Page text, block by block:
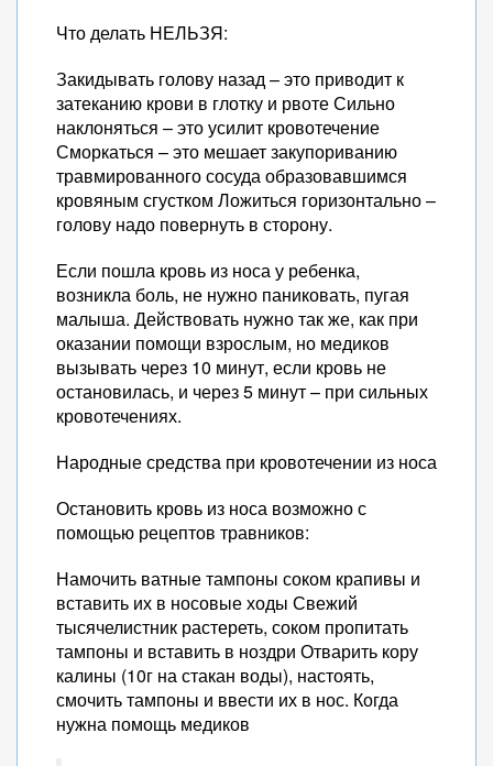
Что делать НЕЛЬЗЯ:
Закидывать голову назад – это приводит к
затеканию крови в глотку и рвоте Сильно
наклоняться – это усилит кровотечение
Сморкаться – это мешает закупориванию
травмированного сосуда образовавшимся
кровяным сгустком Ложиться горизонтально –
голову надо повернуть в сторону.
Если пошла кровь из носа у ребенка,
возникла боль, не нужно паниковать, пугая
малыша. Действовать нужно так же, как при
оказании помощи взрослым, но медиков
вызывать через 10 минут, если кровь не
остановилась, и через 5 минут – при сильных
кровотечениях.
Народные средства при кровотечении из носа
Остановить кровь из носа возможно с
помощью рецептов травников:
Намочить ватные тампоны соком крапивы и
вставить их в носовые ходы Свежий
тысячелистник растереть, соком пропитать
тампоны и вставить в ноздри Отварить кору
калины (10г на стакан воды), настоять,
смочить тампоны и ввести их в нос. Когда
нужна помощь медиков